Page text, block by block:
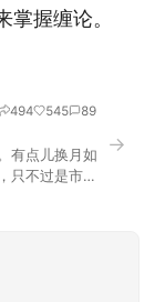
握缠论。
494 545 89
有点儿换月如
只不过是市场
百点，交易额
→